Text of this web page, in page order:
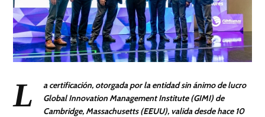
L
a certificación, otorgada por la entidad sin ánimo de lucro
Global Innovation Management Institute (GIMI) de
Cambridge, Massachusetts (EEUU), valida desde hace 10